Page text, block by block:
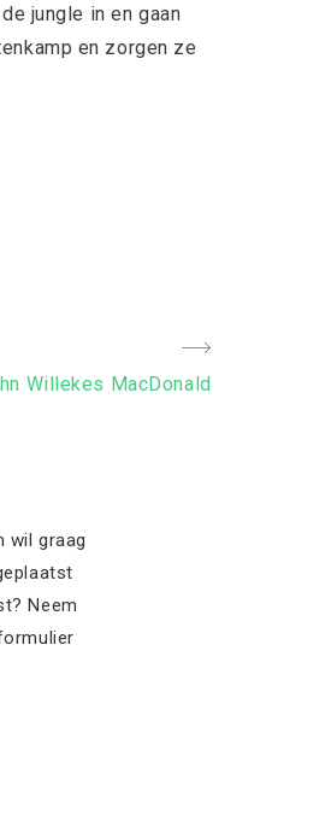
jungle in en gaan
en zorgen ze
Willekes MacDonald
wil graag
Neem